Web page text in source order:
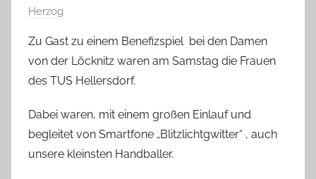
Herzog
Zu Gast zu einem Benefizspiel bei den Damen
von der Löcknitz waren am Samstag die Frauen
des TUS Hellersdorf.
Dabei waren, mit einem großen Einlauf und
begleitet von Smartfone „Blitzlichtgwitter“ , auch
unsere kleinsten Handballer.